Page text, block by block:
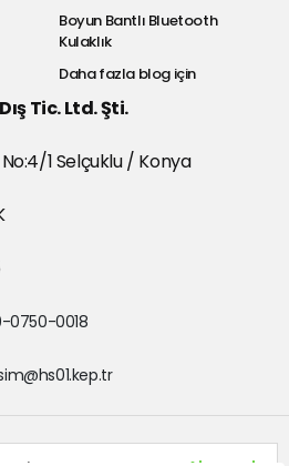
Boyun Bantlı Bluetooth
Kulaklık
Daha fazla blog için
Tic. Ltd. Şti.
1 Selçuklu / Konya
0750-0018